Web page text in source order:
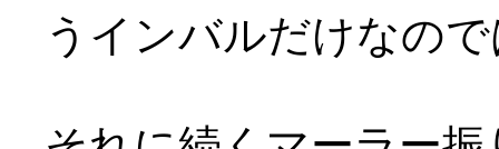
うインバルだけなの